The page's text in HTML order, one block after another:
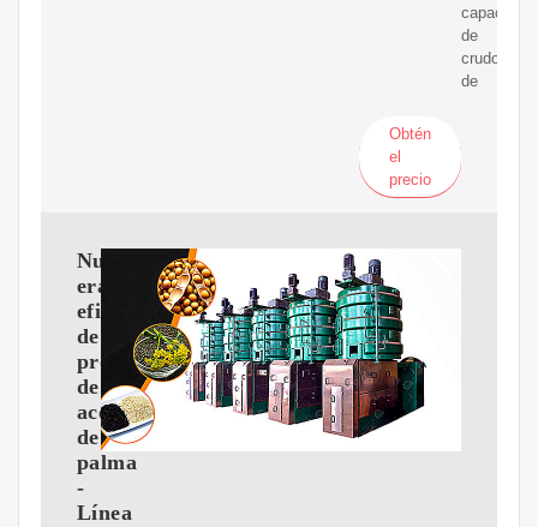
capacidad
de
crudo
de
Obtén
el
precio
Nueva
era
eficiente
de
producción
de
aceite
de
palma
-
Línea